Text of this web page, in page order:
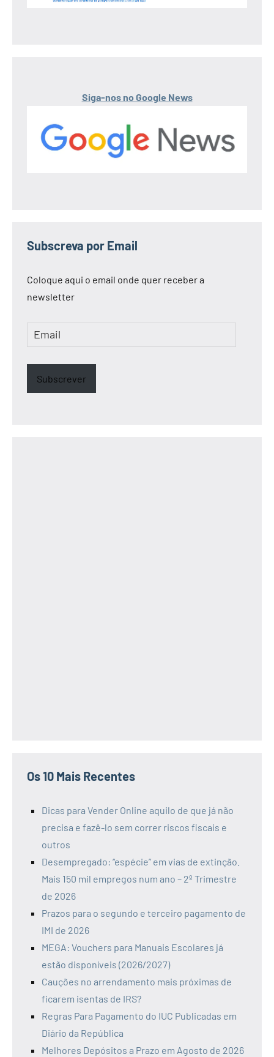
Siga-nos no Google News
Subscreva por Email
Coloque aqui o email onde quer receber a
newsletter
Email
Subscrever
Os 10 Mais Recentes
Dicas para Vender Online aquilo de que já não
precisa e fazê-lo sem correr riscos fiscais e
outros
Desempregado: “espécie” em vias de extinção.
Mais 150 mil empregos num ano – 2º Trimestre
de 2026
Prazos para o segundo e terceiro pagamento de
IMI de 2026
MEGA: Vouchers para Manuais Escolares já
estão disponíveis (2026/2027)
Cauções no arrendamento mais próximas de
ficarem isentas de IRS?
Regras Para Pagamento do IUC Publicadas em
Diário da República
Melhores Depósitos a Prazo em Agosto de 2026